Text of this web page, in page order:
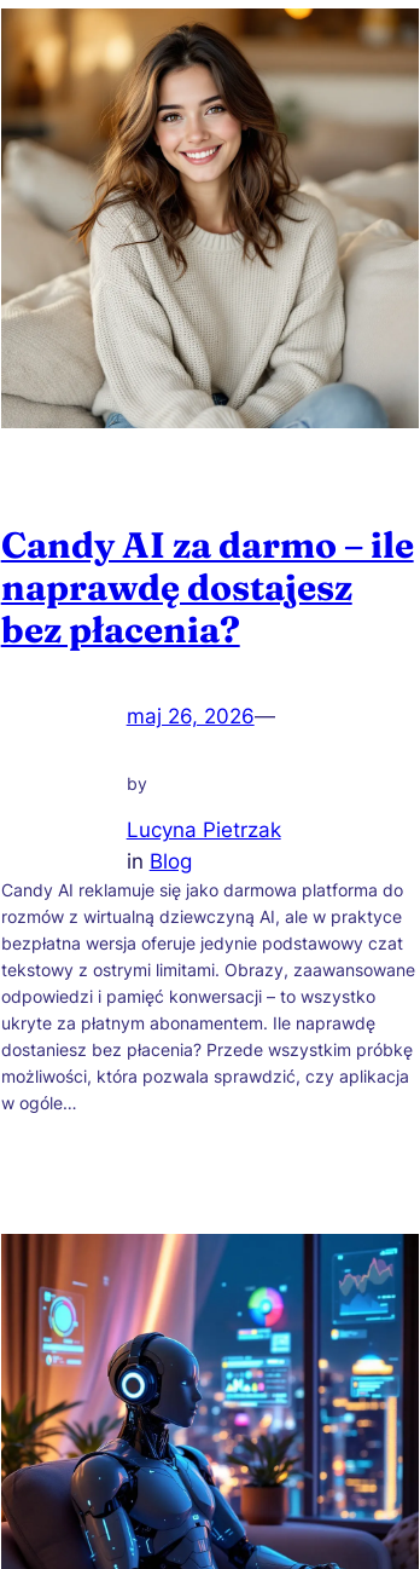
Candy AI za darmo – ile
naprawdę dostajesz
bez płacenia?
maj 26, 2026—
by
Lucyna Pietrzak
in Blog
Candy AI reklamuje się jako darmowa platforma do
rozmów z wirtualną dziewczyną AI, ale w praktyce
bezpłatna wersja oferuje jedynie podstawowy czat
tekstowy z ostrymi limitami. Obrazy, zaawansowane
odpowiedzi i pamięć konwersacji – to wszystko
ukryte za płatnym abonamentem. Ile naprawdę
dostaniesz bez płacenia? Przede wszystkim próbkę
możliwości, która pozwala sprawdzić, czy aplikacja
w ogóle…